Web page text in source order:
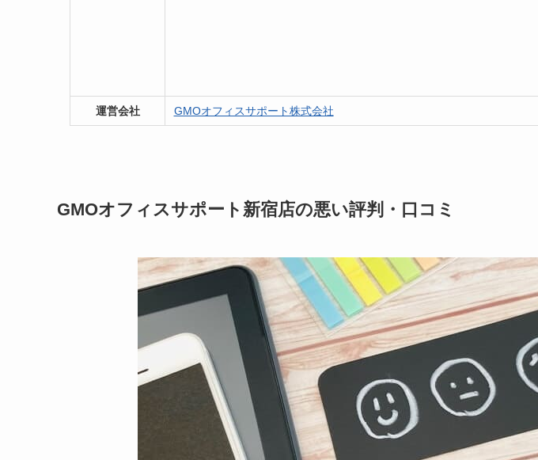
運営会社 GMOオフィスサポート株式会社
GMOオフィスサポート新宿店の悪い評判・口コミ